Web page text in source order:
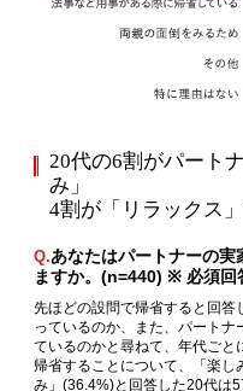
20代の6割がパート
み」
4割が「リラックス
Q.あなたはパートナーの
ますか。(n=440) ※ 必須回
先ほどの設問で帰省すると回答
っているのか、また、パートナ
ているのかと尋ねて、年代ごと
帰省することについて、「楽
み」(36.4%)と回答した20代は